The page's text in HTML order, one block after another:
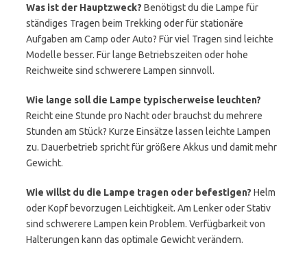
Was ist der Hauptzweck? Benötigst du die Lampe für
ständiges Tragen beim Trekking oder für stationäre
Aufgaben am Camp oder Auto? Für viel Tragen sind leichte
Modelle besser. Für lange Betriebszeiten oder hohe
Reichweite sind schwerere Lampen sinnvoll.
Wie lange soll die Lampe typischerweise leuchten?
Reicht eine Stunde pro Nacht oder brauchst du mehrere
Stunden am Stück? Kurze Einsätze lassen leichte Lampen
zu. Dauerbetrieb spricht für größere Akkus und damit mehr
Gewicht.
Wie willst du die Lampe tragen oder befestigen? Helm
oder Kopf bevorzugen Leichtigkeit. Am Lenker oder Stativ
sind schwerere Lampen kein Problem. Verfügbarkeit von
Halterungen kann das optimale Gewicht verändern.